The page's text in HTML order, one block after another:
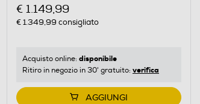
€ 1.149,99
€ 1.349,99 consigliato
Acquisto online: disponibile
Ritiro in negozio in 30' gratuito: verifica
AGGIUNGI